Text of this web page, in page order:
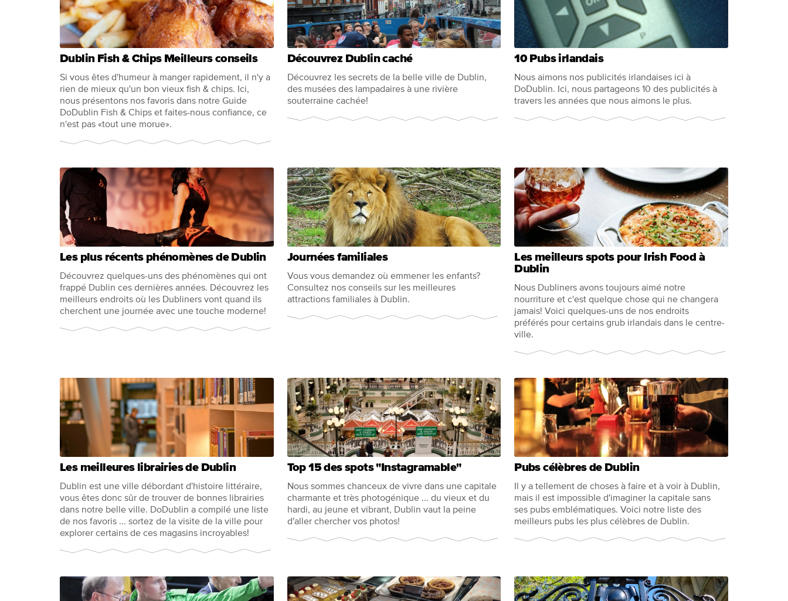
Dublin Fish & Chips Meilleurs conseils
Si vous êtes d'humeur à manger rapidement, il n'y a
rien de mieux qu'un bon vieux fish & chips. Ici,
nous présentons nos favoris dans notre Guide
DoDublin Fish & Chips et faites-nous confiance, ce
n'est pas «tout une morue».
Découvrez Dublin caché
Découvrez les secrets de la belle ville de Dublin,
des musées des lampadaires à une rivière
souterraine cachée!
10 Pubs irlandais
Nous aimons nos publicités irlandaises ici à
DoDublin. Ici, nous partageons 10 des publicités à
travers les années que nous aimons le plus.
Les plus récents phénomènes de Dublin
Découvrez quelques-uns des phénomènes qui ont
frappé Dublin ces dernières années. Découvrez les
meilleurs endroits où les Dubliners vont quand ils
cherchent une journée avec une touche moderne!
Journées familiales
Vous vous demandez où emmener les enfants?
Consultez nos conseils sur les meilleures
attractions familiales à Dublin.
Les meilleurs spots pour Irish Food à
Dublin
Nous Dubliners avons toujours aimé notre
nourriture et c'est quelque chose qui ne changera
jamais! Voici quelques-uns de nos endroits
préférés pour certains grub irlandais dans le centre-
ville.
Les meilleures librairies de Dublin
Dublin est une ville débordant d'histoire littéraire,
vous êtes donc sûr de trouver de bonnes librairies
dans notre belle ville. DoDublin a compilé une liste
de nos favoris ... sortez de la visite de la ville pour
explorer certains de ces magasins incroyables!
Top 15 des spots "Instagramable"
Nous sommes chanceux de vivre dans une capitale
charmante et très photogénique ... du vieux et du
hardi, au jeune et vibrant, Dublin vaut la peine
d'aller chercher vos photos!
Pubs célèbres de Dublin
Il y a tellement de choses à faire et à voir à Dublin,
mais il est impossible d'imaginer la capitale sans
ses pubs emblématiques. Voici notre liste des
meilleurs pubs les plus célèbres de Dublin.